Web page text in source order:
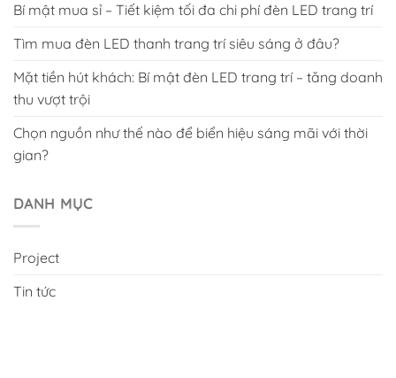
Bí mật mua sỉ – Tiết kiệm tối đa chi phí đèn LED trang trí
Tìm mua đèn LED thanh trang trí siêu sáng ở đâu?
Mặt tiền hút khách: Bí mật đèn LED trang trí – tăng doanh
thu vượt trội
Chọn nguồn như thế nào để biển hiệu sáng mãi với thời
gian?
DANH MỤC
Project
Tin tức